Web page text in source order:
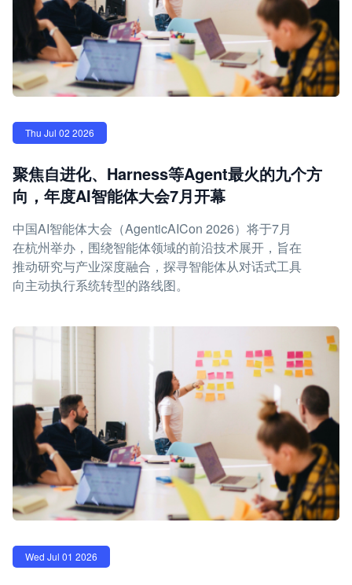
Thu Jul 02 2026
聚焦自进化、Harness等Agent最火的九个方
向，年度AI智能体大会7月开幕
中国AI智能体大会（AgenticAICon 2026）将于7月
在杭州举办，围绕智能体领域的前沿技术展开，旨在
推动研究与产业深度融合，探寻智能体从对话式工具
向主动执行系统转型的路线图。
Wed Jul 01 2026